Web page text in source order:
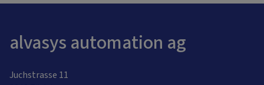
alvasys automation ag
Juchstrasse 11